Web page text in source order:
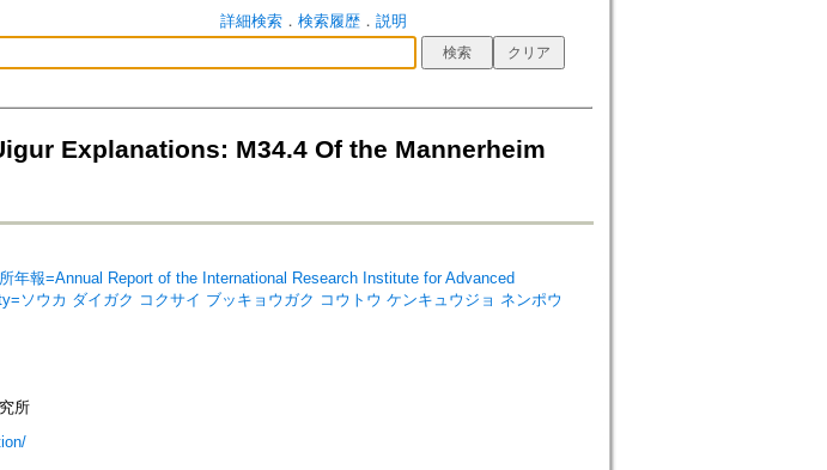
詳細検索． 検索履歴． 説明
Explanations: M34.4 Of the Mannerheim
年報=Annual Report of the International Research Institute for Advanced
ソウカ ダイガク コクサイ ブッキョウガク コウトウ ケンキュウジョ ネンポウ
所